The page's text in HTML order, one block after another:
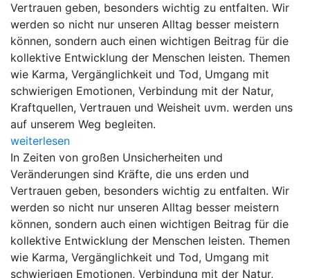
Vertrauen geben, besonders wichtig zu entfalten. Wir
werden so nicht nur unseren Alltag besser meistern
können, sondern auch einen wichtigen Beitrag für die
kollektive Entwicklung der Menschen leisten. Themen
wie Karma, Vergänglichkeit und Tod, Umgang mit
schwierigen Emotionen, Verbindung mit der Natur,
Kraftquellen, Vertrauen und Weisheit uvm. werden uns
auf unserem Weg begleiten.
weiterlesen
In Zeiten von großen Unsicherheiten und
Veränderungen sind Kräfte, die uns erden und
Vertrauen geben, besonders wichtig zu entfalten. Wir
werden so nicht nur unseren Alltag besser meistern
können, sondern auch einen wichtigen Beitrag für die
kollektive Entwicklung der Menschen leisten. Themen
wie Karma, Vergänglichkeit und Tod, Umgang mit
schwierigen Emotionen, Verbindung mit der Natur,